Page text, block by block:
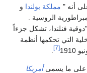
مملكة بولندا و
الروسية .
مع دوقية فنلندا كما تنظم المادة 2، "دوقية فنلندا، تشكل جزءاً
التي تحكمها أنظمة
[7]
أمريكا